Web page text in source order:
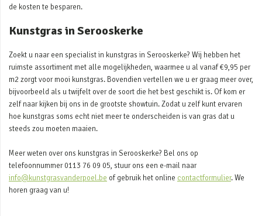
de kosten te besparen.
Kunstgras in Serooskerke
Zoekt u naar een specialist in kunstgras in Serooskerke? Wij hebben het
ruimste assortiment met alle mogelijkheden, waarmee u al vanaf €9,95 per
m2 zorgt voor mooi kunstgras. Bovendien vertellen we u er graag meer over,
bijvoorbeeld als u twijfelt over de soort die het best geschikt is. Of kom er
zelf naar kijken bij ons in de grootste showtuin. Zodat u zelf kunt ervaren
hoe kunstgras soms echt niet meer te onderscheiden is van gras dat u
steeds zou moeten maaien.
Meer weten over ons kunstgras in Serooskerke? Bel ons op
telefoonnummer 0113 76 09 05, stuur ons een e-mail naar
info@kunstgrasvanderpoel.be of gebruik het online contactformulier. We
horen graag van u!